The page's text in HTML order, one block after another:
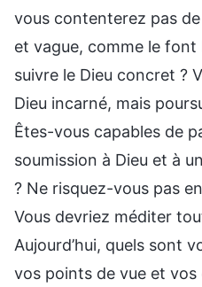
vous contenterez pas
et vague, comme le font
suivre le Dieu concret ?
Dieu incarné, mais
Êtes-vous capables de
soumission à Dieu et à
? Ne risquez-vous pas
Vous devriez méditer
Aujourd’hui, quels sont
vos points de vue et